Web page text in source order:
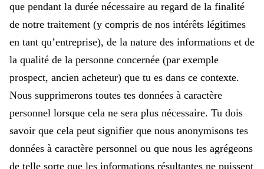
que pendant la durée nécessaire au regard de la finalité
de notre traitement (y compris de nos intérêts légitimes
en tant qu’entreprise), de la nature des informations et de
la qualité de la personne concernée (par exemple
prospect, ancien acheteur) que tu es dans ce contexte.
Nous supprimerons toutes tes données à caractère
personnel lorsque cela ne sera plus nécessaire. Tu dois
savoir que cela peut signifier que nous anonymisons tes
données à caractère personnel ou que nous les agrégeons
de telle sorte que les informations résultantes ne puissent